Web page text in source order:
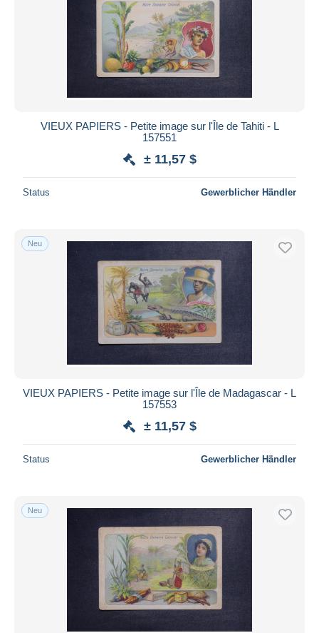
VIEUX PAPIERS - Petite image sur l'Île de Tahiti - L
157551
± 11,57 $
Status Gewerblicher Händler
Neu
VIEUX PAPIERS - Petite image sur l'Île de Madagascar - L
157553
± 11,57 $
Status Gewerblicher Händler
Neu